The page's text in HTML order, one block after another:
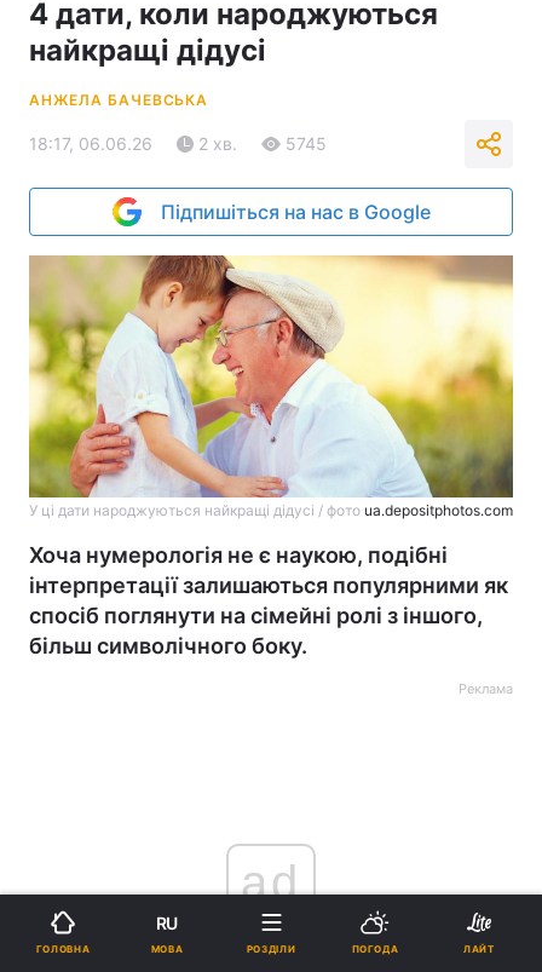
4 дати, коли народжуються
найкращі дідусі
АНЖЕЛА БАЧЕВСЬКА
18:17, 06.06.26 2 хв. 5745
Підпишіться на нас в Google
У ці дати народжуються найкращі дідусі / фото ua.depositphotos.com
Хоча нумерологія не є наукою, подібні
інтерпретації залишаються популярними як
спосіб поглянути на сімейні ролі з іншого,
більш символічного боку.
Реклама
ad
ГОЛОВНА
RU
МОВА РОЗДІЛИ ПОГОДА ЛАЙТ